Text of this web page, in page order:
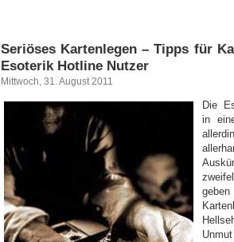
Seriöses Kartenlegen – Tipps für
Esoterik Hotline Nutzer
Mittwoch, 31. August 2011
Die
in
geben